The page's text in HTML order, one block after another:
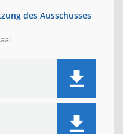
des Ausschusses